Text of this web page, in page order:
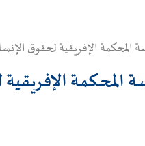
المحكمة الإفريقية لحقوق
المحكمة